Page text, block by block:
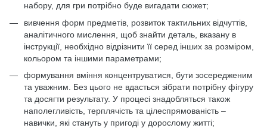
набору, для гри потрібно буде вигадати сюжет;
вивчення форм предметів, розвиток тактильних відчуттів,
аналітичного мислення, щоб знайти деталь, вказану в
інструкції, необхідно відрізнити її серед інших за розміром,
кольором та іншими параметрами;
формування вміння концентруватися, бути зосередженим
та уважним. Без цього не вдасться зібрати потрібну фігуру
та досягти результату. У процесі знадобляться також
наполегливість, терплячість та цілеспрямованість –
навички, які стануть у пригоді у дорослому житті;